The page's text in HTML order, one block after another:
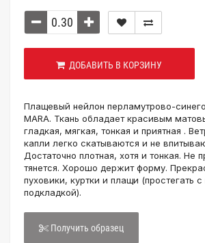
ДОБАВИТЬ В КОРЗИНУ
Плащевый нейлон перламутрово-синего
MARA. Ткань обладает красивым
гладкая, мягкая, тонкая и приятная .
капли легко скатываются и не
Достаточно плотная, хотя и тонкая. Не
тянется. Хорошо держит форму.
пуховики, куртки и плащи (простегать
подкладкой).
Получить образец